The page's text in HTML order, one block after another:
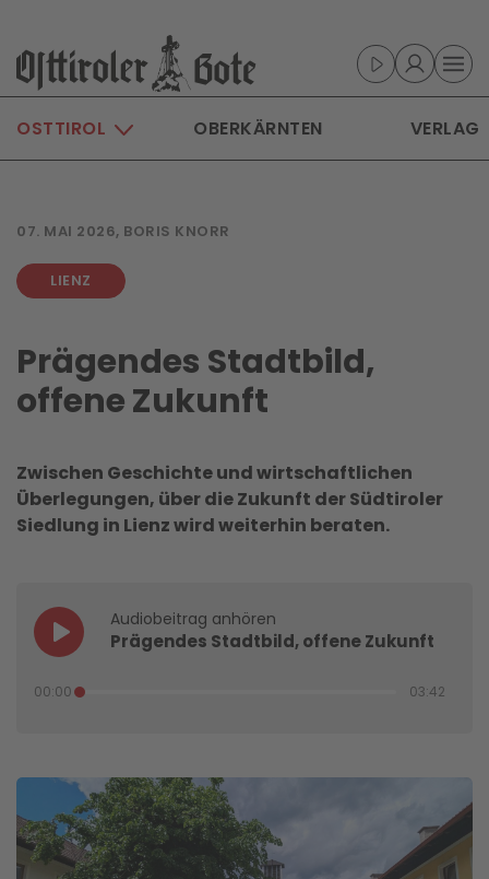
Skip to main content
OSTTIROL OBERKÄRNTEN VERLAG
07. MAI 2026, BORIS KNORR
LIENZ
Prägendes Stadtbild,
offene Zukunft
Zwischen Geschichte und wirtschaftlichen
Überlegungen, über die Zukunft der Südtiroler
Siedlung in Lienz wird weiterhin beraten.
Audiobeitrag anhören
Prägendes Stadtbild, offene Zukunft
00:00 03:42